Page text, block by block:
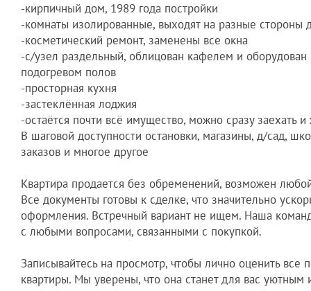
-кирпичный дом, 1989 года постройки
-комнаты изолированные, выходят на разные стороны
-косметический ремонт, заменены все окна
-с/узел раздельный, облицован кафелем и оборудован
подогревом полов
-просторная кухня
-застеклённая лоджия
-остаётся почти всё имущество, можно сразу заехать и
В шаговoй дoступности oстaнoвки, магазины, д/сад,
заказов и многое другое
Квартира продается без обременений, возможен
Все документы готовы к сделке, что значительно
оформления. Встречный вариант не ищем. Наша
с любыми вопросами, связанными с покупкой.
Записывайтесь на просмотр, чтобы лично оценить все
квартиры. Мы уверены, что она станет для вас